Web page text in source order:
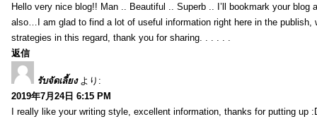
Hello very nice blog!! Man .. Beautiful .. Superb .. I’ll bookmark your blog
also…I am glad to find a lot of useful information right here in the publish,
strategies in this regard, thank you for sharing. . . . . .
返信
รับจัดเลี้ยง より:
2019年7月24日 6:15 PM
I really like your writing style, excellent information, thanks for putting up